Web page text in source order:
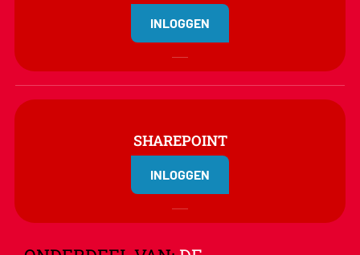
INLOGGEN
SHAREPOINT
INLOGGEN